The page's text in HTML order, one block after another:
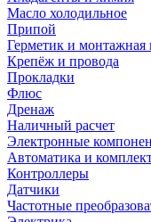
Масло холодильное
Припой
Герметик и монтажная
Крепёж и провода
Прокладки
Флюс
Дренаж
Наличный расчет
Электронные
Автоматика и
Контроллеры
Датчики
Частотные